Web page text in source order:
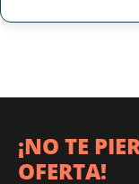
¡NO TE
OFERTA!